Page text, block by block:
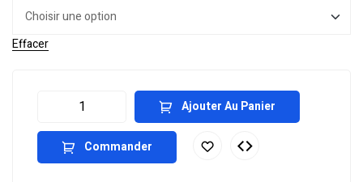
Effacer
Ajouter Au Panier
Commander